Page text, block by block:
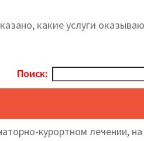
какие услуги
Поиск:
курортном лечении, на